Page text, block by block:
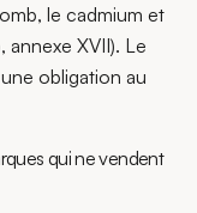
le cadmium et
XVII). Le
obligation au
qui ne vendent